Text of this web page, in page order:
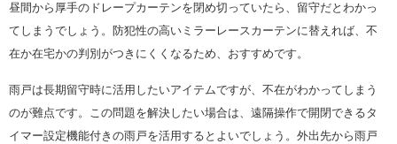
昼間から厚手のドレープカーテンを閉め切っていたら、留守だとわかっ
てしまうでしょう。防犯性の高いミラーレースカーテンに替えれば、不
在か在宅かの判別がつきにくくなるため、おすすめです。
雨戸は長期留守時に活用したいアイテムですが、不在がわかってしまう
のが難点です。この問題を解決したい場合は、遠隔操作で開閉できるタ
イマー設定機能付きの雨戸を活用するとよいでしょう。外出先から雨戸